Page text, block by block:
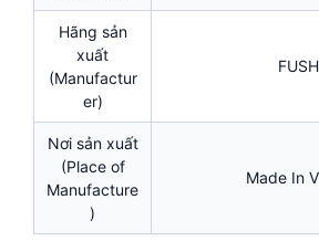
Hãng sản
xuất
(Manufactur
er)
Nơi sản xuất
(Place of
Manufacture
)
Made In